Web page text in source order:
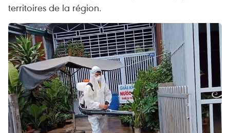
territoires de la région.